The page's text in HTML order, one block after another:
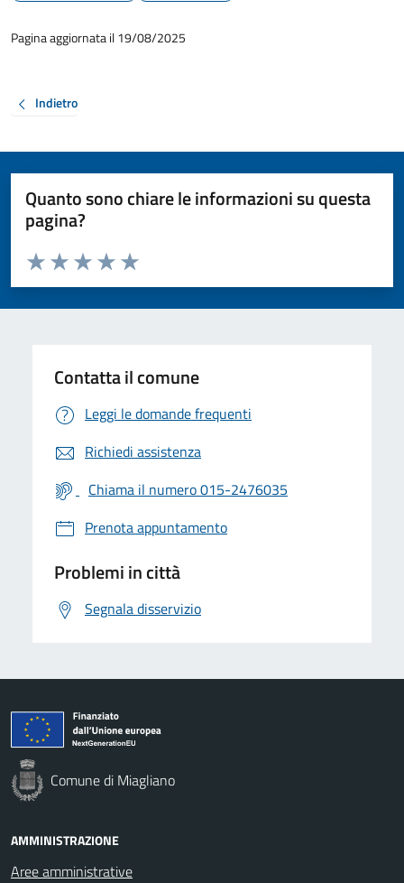
Pagina aggiornata il 19/08/2025
Indietro
Quanto sono chiare le informazioni su questa
pagina?
Valuta da 1 a 5 stelle la pagina
Valuta 5 stelle su 5
Valuta 4 stelle su 5
Valuta 3 stelle su 5
Valuta 2 stelle su 5
Valuta 1 stelle su 5
Contatta il comune
Leggi le domande frequenti
Richiedi assistenza
Chiama il numero 015-2476035
Prenota appuntamento
Problemi in città
Segnala disservizio
Comune di Miagliano
AMMINISTRAZIONE
Aree amministrative